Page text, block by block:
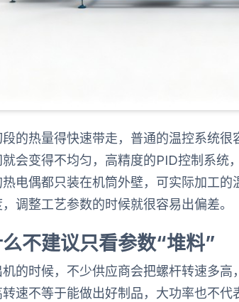
段的热量得快速带走，普通的温控系统
就会变得不均匀，高精度的PID控制系统
电偶都只装在机筒外壁，可实际加工
调整工艺参数的时候就很容易出偏差。
不建议只看参数“堆料”
机的时候，不少供应商会把螺杆转速多
转速不等于能做出好制品，大功率也不